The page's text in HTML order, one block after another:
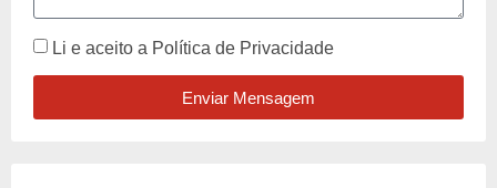
Li e aceito a Política de Privacidade
Enviar Mensagem